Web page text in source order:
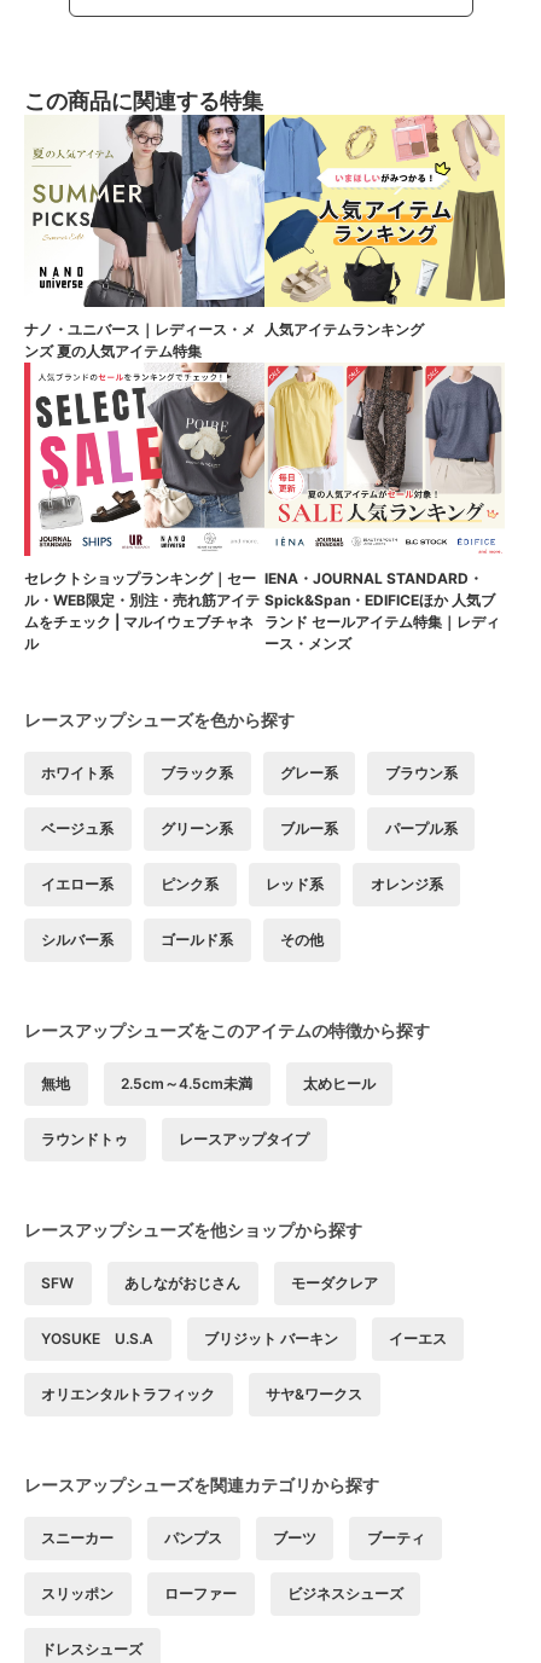
この商品に関連する特集
ナノ・ユニバース｜レディース・メ
ンズ 夏の人気アイテム特集
人気アイテムランキング
セレクトショップランキング｜セー
ル・WEB限定・別注・売れ筋アイテ
ムをチェック | マルイウェブチャネ
ル
IENA・JOURNAL STANDARD・
Spick&Span・EDIFICEほか 人気ブ
ランド セールアイテム特集｜レディ
ース・メンズ
レースアップシューズを色から探す
ホワイト系 ブラック系 グレー系 ブラウン系
ベージュ系 グリーン系 ブルー系 パープル系
イエロー系 ピンク系 レッド系 オレンジ系
シルバー系 ゴールド系 その他
レースアップシューズをこのアイテムの特徴から探す
無地 2.5cm～4.5cm未満 太めヒール
ラウンドトゥ レースアップタイプ
レースアップシューズを他ショップから探す
SFW あしながおじさん モーダクレア
YOSUKE U.S.A ブリジット バーキン イーエス
オリエンタルトラフィック サヤ&ワークス
レースアップシューズを関連カテゴリから探す
スニーカー パンプス ブーツ ブーティ
スリッポン ローファー ビジネスシューズ
ドレスシューズ